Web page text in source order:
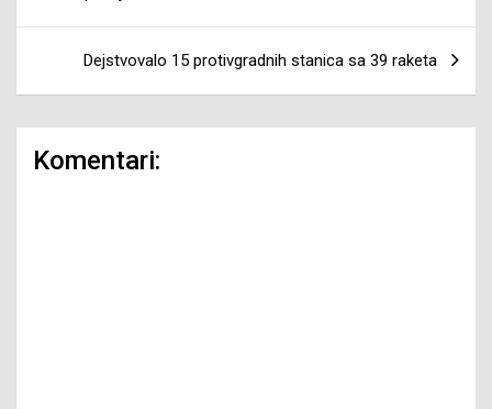
članaka
Dejstvovalo 15 protivgradnih stanica sa 39 raketa
Komentari: